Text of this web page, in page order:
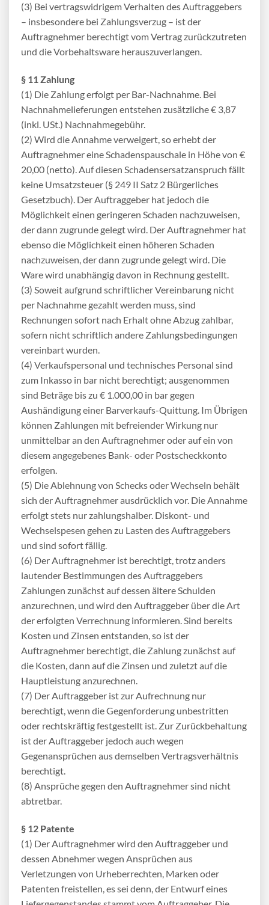
(3) Bei vertragswidrigem Verhalten des Auftraggebers
– insbesondere bei Zahlungsverzug – ist der
Auftragnehmer berechtigt vom Vertrag zurückzutreten
und die Vorbehaltsware herauszuverlangen.
§ 11 Zahlung
(1) Die Zahlung erfolgt per Bar-Nachnahme. Bei
Nachnahmelieferungen entstehen zusätzliche € 3,87
(inkl. USt.) Nachnahmegebühr.
(2) Wird die Annahme verweigert, so erhebt der
Auftragnehmer eine Schadenspauschale in Höhe von €
20,00 (netto). Auf diesen Schadensersatzanspruch fällt
keine Umsatzsteuer (§ 249 II Satz 2 Bürgerliches
Gesetzbuch). Der Auftraggeber hat jedoch die
Möglichkeit einen geringeren Schaden nachzuweisen,
der dann zugrunde gelegt wird. Der Auftragnehmer hat
ebenso die Möglichkeit einen höheren Schaden
nachzuweisen, der dann zugrunde gelegt wird. Die
Ware wird unabhängig davon in Rechnung gestellt.
(3) Soweit aufgrund schriftlicher Vereinbarung nicht
per Nachnahme gezahlt werden muss, sind
Rechnungen sofort nach Erhalt ohne Abzug zahlbar,
sofern nicht schriftlich andere Zahlungsbedingungen
vereinbart wurden.
(4) Verkaufspersonal und technisches Personal sind
zum Inkasso in bar nicht berechtigt; ausgenommen
sind Beträge bis zu € 1.000,00 in bar gegen
Aushändigung einer Barverkaufs-Quittung. Im Übrigen
können Zahlungen mit befreiender Wirkung nur
unmittelbar an den Auftragnehmer oder auf ein von
diesem angegebenes Bank- oder Postscheckkonto
erfolgen.
(5) Die Ablehnung von Schecks oder Wechseln behält
sich der Auftragnehmer ausdrücklich vor. Die Annahme
erfolgt stets nur zahlungshalber. Diskont- und
Wechselspesen gehen zu Lasten des Auftraggebers
und sind sofort fällig.
(6) Der Auftragnehmer ist berechtigt, trotz anders
lautender Bestimmungen des Auftraggebers
Zahlungen zunächst auf dessen ältere Schulden
anzurechnen, und wird den Auftraggeber über die Art
der erfolgten Verrechnung informieren. Sind bereits
Kosten und Zinsen entstanden, so ist der
Auftragnehmer berechtigt, die Zahlung zunächst auf
die Kosten, dann auf die Zinsen und zuletzt auf die
Hauptleistung anzurechnen.
(7) Der Auftraggeber ist zur Aufrechnung nur
berechtigt, wenn die Gegenforderung unbestritten
oder rechtskräftig festgestellt ist. Zur Zurückbehaltung
ist der Auftraggeber jedoch auch wegen
Gegenansprüchen aus demselben Vertragsverhältnis
berechtigt.
(8) Ansprüche gegen den Auftragnehmer sind nicht
abtretbar.
§ 12 Patente
(1) Der Auftragnehmer wird den Auftraggeber und
dessen Abnehmer wegen Ansprüchen aus
Verletzungen von Urheberrechten, Marken oder
Patenten freistellen, es sei denn, der Entwurf eines